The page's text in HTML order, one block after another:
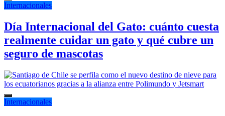
Internacionales
Día Internacional del Gato: cuánto cuesta
realmente cuidar un gato y qué cubre un
seguro de mascotas
Internacionales